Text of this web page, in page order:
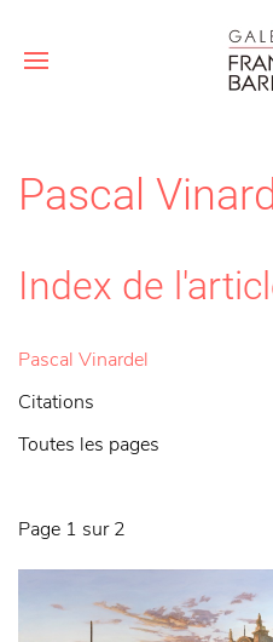
Pascal
Index de
Pascal Vinardel
Citations
Toutes les pages
Page 1 sur 2